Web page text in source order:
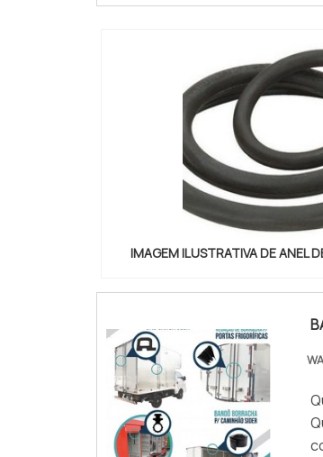
IMAGEM ILUSTRATIVA DE ANEL